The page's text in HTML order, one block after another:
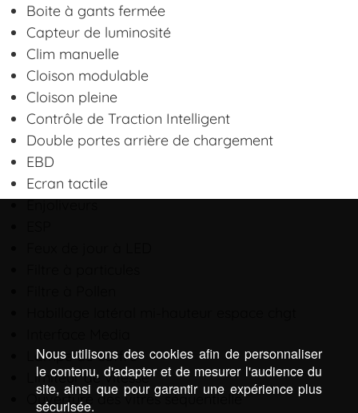
Boite à gants fermée
Capteur de luminosité
Clim manuelle
Cloison modulable
Cloison pleine
Contrôle de Traction Intelligent
Double portes arrière de chargement
EBD
Ecran tactile
Enjoliveurs
Lampe de coffre
Limiteur de vitesse
Ouverture des vitres séquentielle
Nous utilisons des cookies afin de personnaliser
le contenu, d'adapter et de mesurer l'audience du
site, ainsi que pour garantir une expérience plus
sécurisée.